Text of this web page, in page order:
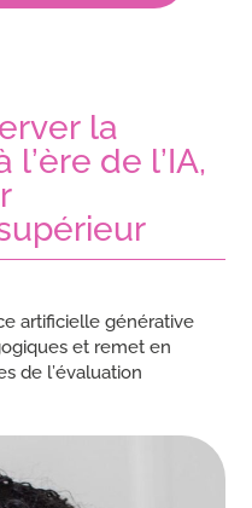
la
de l’IA,
artificielle générative
et remet en
de l’évaluation